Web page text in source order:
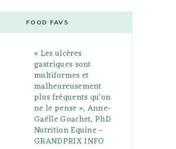
t
g
l
e
P
u
s
t
a
g
r
a
e
r
e
s
o
l
FOOD FAVS
« Les ulcères
gastriques sont
multiformes et
malheureusement
plus fréquents qu’on
ne le pense », Anne-
Gaëlle Goachet, PhD
Nutrition Equine –
GRANDPRIX INFO